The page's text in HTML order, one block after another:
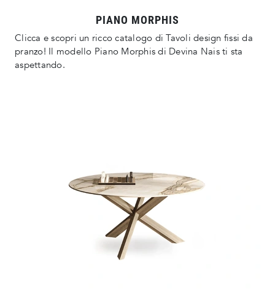
PIANO MORPHIS
Clicca e scopri un ricco catalogo di Tavoli design fissi da
pranzo! Il modello Piano Morphis di Devina Nais ti sta
aspettando.